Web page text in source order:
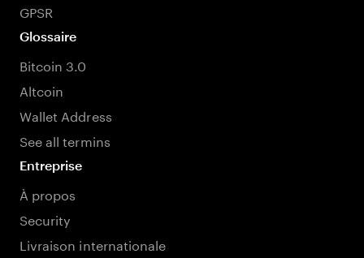
GPSR
Glossaire
Bitcoin 3.0
Altcoin
Wallet Address
See all termins
Entreprise
À propos
Security
Livraison internationale